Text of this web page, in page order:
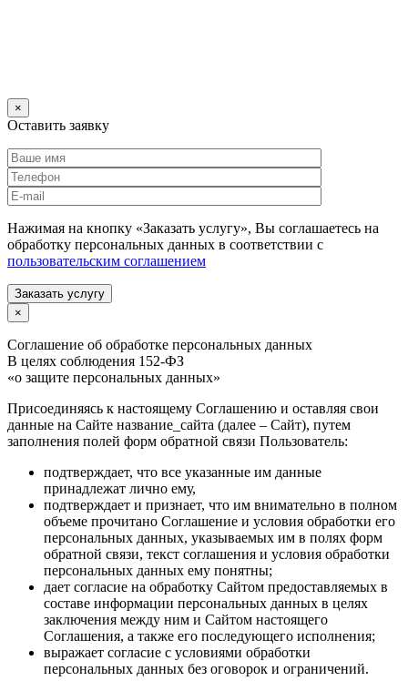
×
Оставить заявку
Нажимая на кнопку «Заказать услугу», Вы соглашаетесь на
обработку персональных данных в соответствии с
пользовательским соглашением
Заказать услугу
×
Соглашение об обработке персональных данных
В целях соблюдения 152-ФЗ
«о защите персональных данных»
Присоединяясь к настоящему Соглашению и оставляя свои
данные на Сайте название_сайта (далее – Сайт), путем
заполнения полей форм обратной связи Пользователь:
подтверждает, что все указанные им данные
принадлежат лично ему,
подтверждает и признает, что им внимательно в полном
объеме прочитано Соглашение и условия обработки его
персональных данных, указываемых им в полях форм
обратной связи, текст соглашения и условия обработки
персональных данных ему понятны;
дает согласие на обработку Сайтом предоставляемых в
составе информации персональных данных в целях
заключения между ним и Сайтом настоящего
Соглашения, а также его последующего исполнения;
выражает согласие с условиями обработки
персональных данных без оговорок и ограничений.